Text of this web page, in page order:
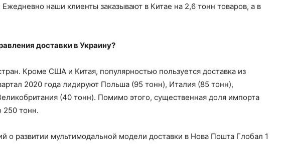
наши клиенты заказывают в Китае на 2,6 тонн товаров, а в
доставки в Украину?
Кроме США и Китая, популярностью пользуется доставка из
2020 года лидируют Польша (95 тонн), Италия (85 тонн),
(40 тонн). Помимо этого, существенная доля импорта
250 тонн.